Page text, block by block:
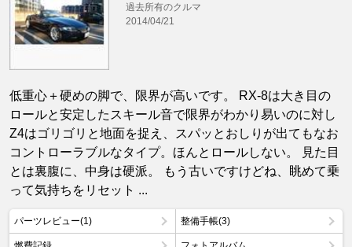
過去所有のクルマ
2014/04/21
低重心＋硬めの脚で、限界が高いです。 RX-8は大き目の
ロールと安定したスキール音で限界がわかり易いのに対し
Z4はゴリゴリと地面を捉え、スパッとおしりが出てもなお
コントローラブルなタイプ。ほんとロールしない。 見た目
とは裏腹に、中身は硬派。 もう古いですけどね、眺めて乗
って気持ちをリセット ...
パーツレビュー(1) 整備手帳(3)